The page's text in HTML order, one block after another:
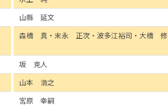
山縣 延文
森橋 真・末永 正次・波多江裕司・大橋 修
坂 克人
山本 浩之
宮原 幸嗣